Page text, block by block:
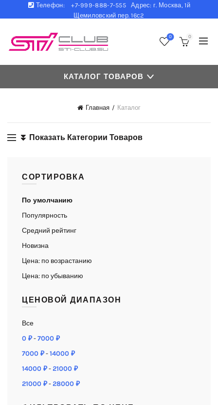
Телефон:
+7-999-888-7-555 Адрес: г. Москва, 1й
Щемиловский пер. 16с2
0 0
КАТАЛОГ ТОВАРОВ
Главная Каталог
⏬ Показать Категории Товаров
СОРТИРОВКА
По умолчанию
Популярность
Средний рейтинг
Новизна
Цена: по возрастанию
Цена: по убыванию
ЦЕНОВОЙ ДИАПАЗОН
Все
0 ₽-7000 ₽
7000 ₽-14000 ₽
14000 ₽-21000 ₽
21000 ₽-28000 ₽